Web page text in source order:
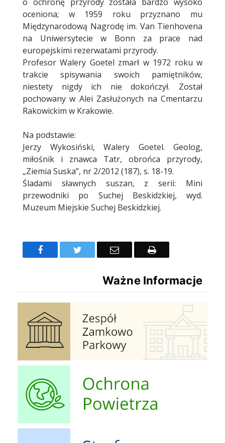
oceniona; w 1959 roku przyznano mu
Międzynarodową Nagrodę im. Van Tienhovena
na Uniwersytecie w Bonn za prace nad
europejskimi rezerwatami przyrody.
Profesor Walery Goetel zmarł w 1972 roku w
trakcie spisywania swoich pamiętników,
niestety nigdy ich nie dokończył. Został
pochowany w Alei Zasłużonych na Cmentarzu
Rakowickim w Krakowie.
Na podstawie:
Jerzy Wykosiński, Walery Goetel. Geolog,
miłośnik i znawca Tatr, obrońca przyrody,
„Ziemia Suska”, nr 2/2012 (187), s. 18-19.
Śladami sławnych suszan, z serii: Mini
przewodniki po Suchej Beskidzkiej, wyd.
Muzeum Miejskie Suchej Beskidzkiej.
FacebookTwitter Email Drukuj
Ważne Informacje